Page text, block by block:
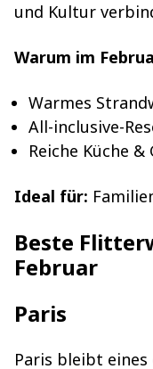
und Kultur
Warum im
Warmes
All-inclusive-
Reiche Küche &
Ideal für:
Beste
Februar
Paris
Paris bleibt